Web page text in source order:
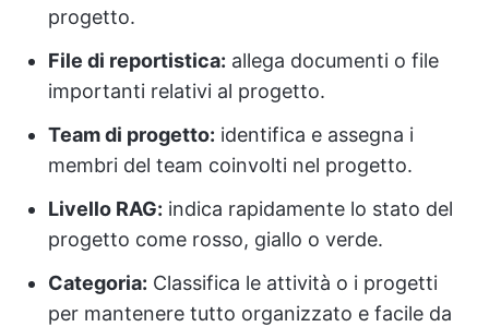
progetto.
File di reportistica: allega documenti o file
importanti relativi al progetto.
Team di progetto: identifica e assegna i
membri del team coinvolti nel progetto.
Livello RAG: indica rapidamente lo stato del
progetto come rosso, giallo o verde.
Categoria: Classifica le attività o i progetti
per mantenere tutto organizzato e facile da